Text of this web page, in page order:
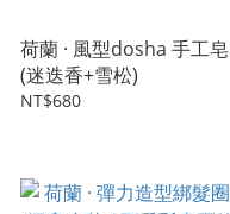
荷蘭 · 風型dosha 手工皂
(迷迭香+雪松)
NT$680